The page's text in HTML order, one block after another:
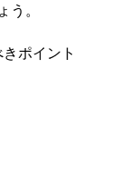
う。
ポイント